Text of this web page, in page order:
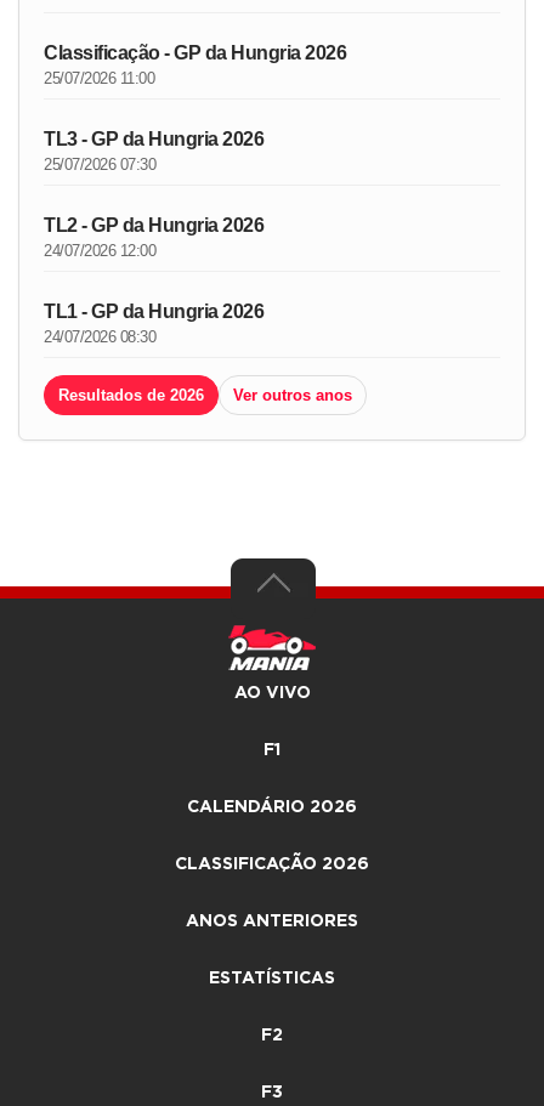
Classificação - GP da Hungria 2026
25/07/2026 11:00
TL3 - GP da Hungria 2026
25/07/2026 07:30
TL2 - GP da Hungria 2026
24/07/2026 12:00
TL1 - GP da Hungria 2026
24/07/2026 08:30
Resultados de 2026 Ver outros anos
AO VIVO
F1
CALENDÁRIO 2026
CLASSIFICAÇÃO 2026
ANOS ANTERIORES
ESTATÍSTICAS
F2
F3